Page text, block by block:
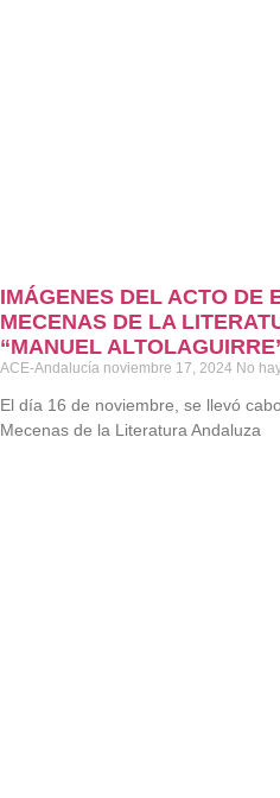
IMÁGENES DEL ACTO DE
MECENAS DE LA
“MANUEL
ACE-Andalucía noviembre 17, 2024 No
El día 16 de noviembre, se llevó
Mecenas de la Literatura Andaluza